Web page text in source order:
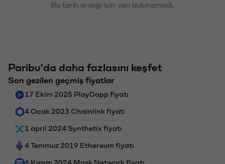
Bu tarih aralığı için veri bulunamadı.
Paribu'da daha fazlasını keşfet
Son gezilen geçmiş fiyatlar
17 Ekim 2025 PlayDapp fiyatı
4 Ocak 2023 Chainlink fiyatı
1 april 2024 Synthetix fiyatı
4 Temmuz 2019 Ethereum fiyatı
6 Kasım 2024 Mask Network fiyatı